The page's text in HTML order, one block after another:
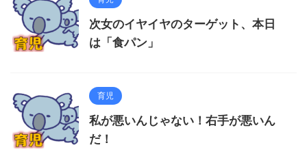
次女のイヤイヤのターゲット、本日
は「食パン」
育児
私が悪いんじゃない！右手が悪いん
だ！